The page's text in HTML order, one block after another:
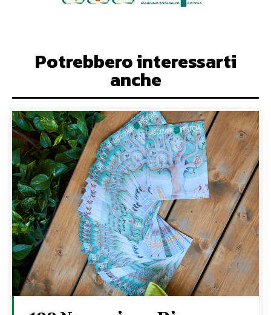
Potrebbero interessarti
anche